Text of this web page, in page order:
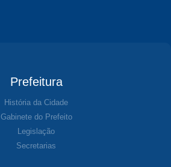
Prefeitura
História da Cidade
Gabinete do Prefeito
Legislação
Secretarias